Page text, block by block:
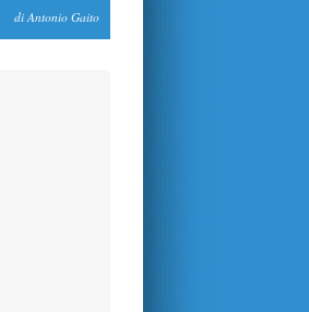
ARRIVI
di Antonio Gaito